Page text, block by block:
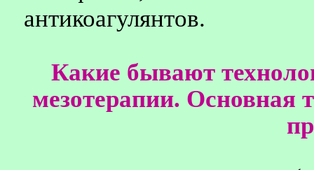
антикоагулянтов.
Какие бывают
мезотерапии. Основная